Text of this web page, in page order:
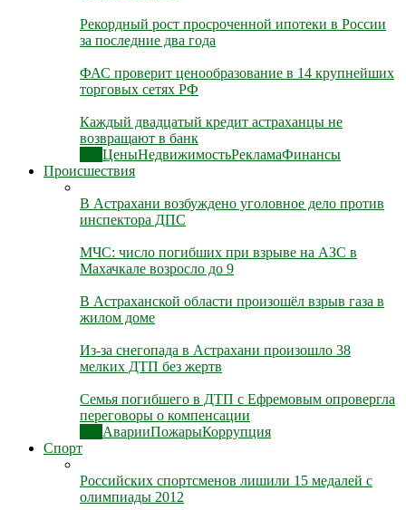
Рекордный рост просроченной ипотеки в России
за последние два года
ФАС проверит ценообразование в 14 крупнейших
торговых сетях РФ
Каждый двадцатый кредит астраханцы не
возвращают в банк
ЦеныНедвижимостьРекламаФинансы
Происшествия
В Астрахани возбуждено уголовное дело против
инспектора ДПС
МЧС: число погибших при взрыве на АЗС в
Махачкале возросло до 9
В Астраханской области произошёл взрыв газа в
жилом доме
Из-за снегопада в Астрахани произошло 38
мелких ДТП без жертв
Семья погибшего в ДТП с Ефремовым опровергла
переговоры о компенсации
АварииПожарыКоррупция
Спорт
Российских спортсменов лишили 15 медалей с
олимпиады 2012